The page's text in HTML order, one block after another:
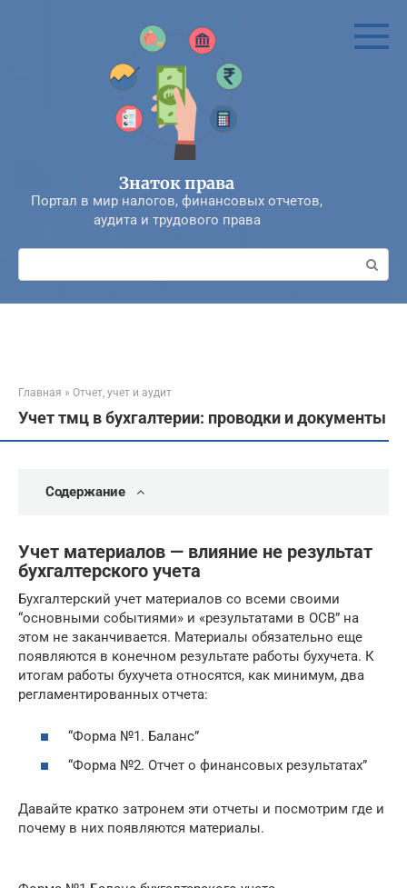
Знаток права
Портал в мир налогов, финансовых отчетов,
аудита и трудового права
Поиск:
Главная » Отчет, учет и аудит
Учет тмц в бухгалтерии: проводки и документы
Содержание
Учет материалов — влияние не результат
бухгалтерского учета
Бухгалтерский учет материалов со всеми своими
“основными событиями» и «результатами в ОСВ” на
этом не заканчивается. Материалы обязательно еще
появляются в конечном результате работы бухучета. К
итогам работы бухучета относятся, как минимум, два
регламентированных отчета:
“Форма №1. Баланс”
“Форма №2. Отчет о финансовых результатах”
Давайте кратко затронем эти отчеты и посмотрим где и
почему в них появляются материалы.